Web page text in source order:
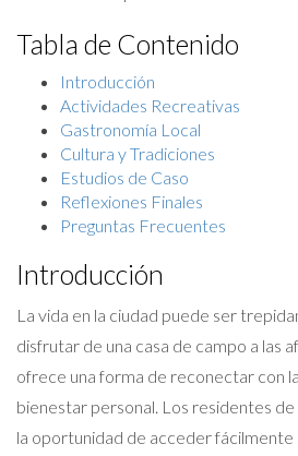
Tabla de Contenido
Introducción
Actividades Recreativas
Gastronomía Local
Cultura y Tradiciones
Estudios de Caso
Reflexiones Finales
Preguntas Frecuentes
Introducción
La vida en la ciudad puede ser
disfrutar de una casa de campo a las
ofrece una forma de reconectar con
bienestar personal. Los residentes
la oportunidad de acceder fácilmente